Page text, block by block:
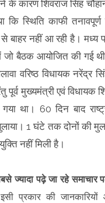
के कारण शिवराज सिंह
स्थिति काफी
से बाहर नहीं आ रही है।
जो बैठक आयोजित की गई
वरिष्ठ विधायक नरेंद्र
पूर्व मुख्यमंत्री एवं विधायक
था। 60 दिन बाद
1 घंटे तक दोनों की
नहीं मिली है।
ज्यादा पढ़े जा रहे समाचार
इसी प्रकार की